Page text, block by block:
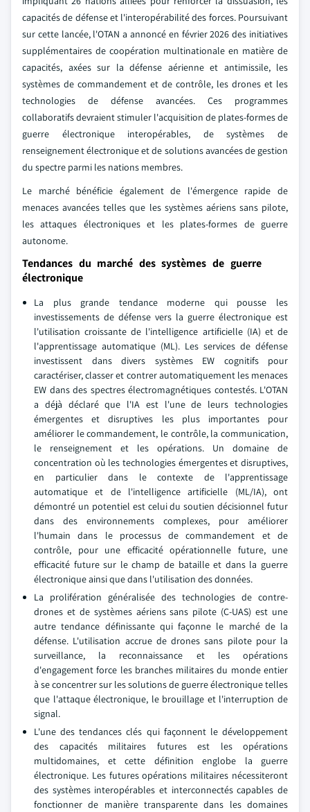
capacités de défense et l'interopérabilité des forces. Poursuivant
sur cette lancée, l'OTAN a annoncé en février 2026 des initiatives
supplémentaires de coopération multinationale en matière de
capacités, axées sur la défense aérienne et antimissile, les
systèmes de commandement et de contrôle, les drones et les
technologies de défense avancées. Ces programmes
collaboratifs devraient stimuler l'acquisition de plates-formes de
guerre électronique interopérables, de systèmes de
renseignement électronique et de solutions avancées de gestion
du spectre parmi les nations membres.
Le marché bénéficie également de l'émergence rapide de
menaces avancées telles que les systèmes aériens sans pilote,
les attaques électroniques et les plates-formes de guerre
autonome.
Tendances du marché des systèmes de guerre
électronique
La plus grande tendance moderne qui pousse les
investissements de défense vers la guerre électronique est
l'utilisation croissante de l'intelligence artificielle (IA) et de
l'apprentissage automatique (ML). Les services de défense
investissent dans divers systèmes EW cognitifs pour
caractériser, classer et contrer automatiquement les menaces
EW dans des spectres électromagnétiques contestés. L'OTAN
a déjà déclaré que l'IA est l'une de leurs technologies
émergentes et disruptives les plus importantes pour
améliorer le commandement, le contrôle, la communication,
le renseignement et les opérations. Un domaine de
concentration où les technologies émergentes et disruptives,
en particulier dans le contexte de l'apprentissage
automatique et de l'intelligence artificielle (ML/IA), ont
démontré un potentiel est celui du soutien décisionnel futur
dans des environnements complexes, pour améliorer
l'humain dans le processus de commandement et de
contrôle, pour une efficacité opérationnelle future, une
efficacité future sur le champ de bataille et dans la guerre
électronique ainsi que dans l'utilisation des données.
La prolifération généralisée des technologies de contre-
drones et de systèmes aériens sans pilote (C-UAS) est une
autre tendance définissante qui façonne le marché de la
défense. L'utilisation accrue de drones sans pilote pour la
surveillance, la reconnaissance et les opérations
d'engagement force les branches militaires du monde entier
à se concentrer sur les solutions de guerre électronique telles
que l'attaque électronique, le brouillage et l'interruption de
signal.
L'une des tendances clés qui façonnent le développement
des capacités militaires futures est les opérations
multidomaines, et cette définition englobe la guerre
électronique. Les futures opérations militaires nécessiteront
des systèmes interopérables et interconnectés capables de
fonctionner de manière transparente dans les domaines